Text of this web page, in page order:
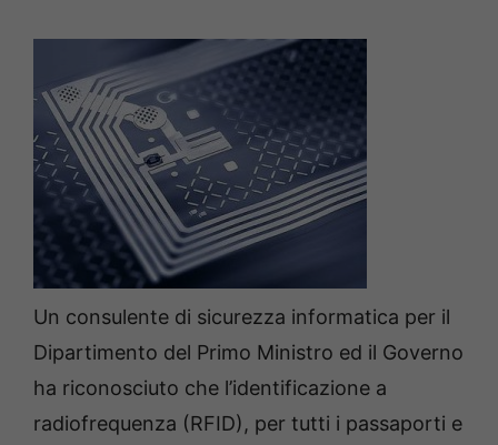
Un consulente di sicurezza informatica per il
Dipartimento del Primo Ministro ed il Governo
ha riconosciuto che l’identificazione a
radiofrequenza (RFID), per tutti i passaporti e